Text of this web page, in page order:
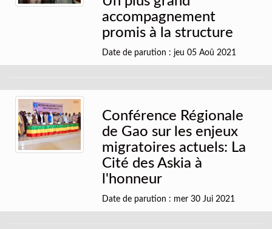
accompagnement
promis à la structure
Date de parution : jeu 05 Aoû 2021
Conférence Régionale
de Gao sur les enjeux
migratoires actuels: La
Cité des Askia à
l'honneur
Date de parution : mer 30 Jui 2021